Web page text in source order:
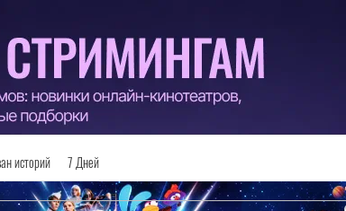
историй 7 Дней